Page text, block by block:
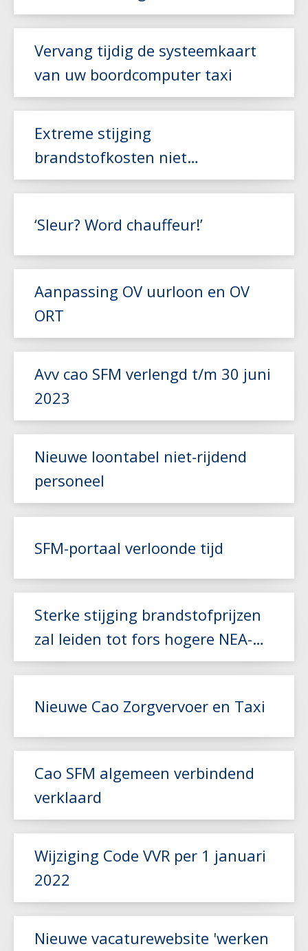
november
Lees meer
Vervang tijdig de systeemkaart
van uw boordcomputer taxi
Extreme stijging
brandstofkosten niet
gecompenseerd door NEA-index
Lees meer
‘Sleur? Word chauffeur!’
Aanpassing OV uurloon en OV
ORT
Avv cao SFM verlengd t/m 30 juni
2023
Nieuwe loontabel niet-rijdend
personeel
Lees meer
SFM-portaal verloonde tijd
Sterke stijging brandstofprijzen
zal leiden tot fors hogere NEA-
index
Lees meer
Nieuwe Cao Zorgvervoer en Taxi
Lees meer
Cao SFM algemeen verbindend
verklaard
Wijziging Code VVR per 1 januari
2022
Nieuwe vacaturewebsite 'werken